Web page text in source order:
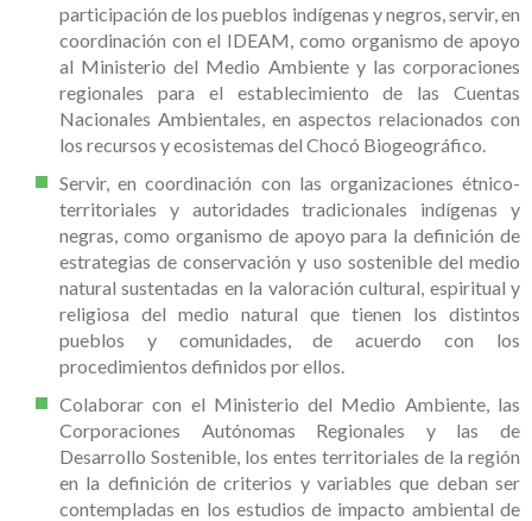
participación de los pueblos indígenas y negros, servir, en
coordinación con el IDEAM, como organismo de apoyo
al Ministerio del Medio Ambiente y las corporaciones
regionales para el establecimiento de las Cuentas
Nacionales Ambientales, en aspectos relacionados con
los recursos y ecosistemas del Chocó Biogeográfico.
Servir, en coordinación con las organizaciones étnico-
territoriales y autoridades tradicionales indígenas y
negras, como organismo de apoyo para la definición de
estrategias de conservación y uso sostenible del medio
natural sustentadas en la valoración cultural, espiritual y
religiosa del medio natural que tienen los distintos
pueblos y comunidades, de acuerdo con los
procedimientos definidos por ellos.
Colaborar con el Ministerio del Medio Ambiente, las
Corporaciones Autónomas Regionales y las de
Desarrollo Sostenible, los entes territoriales de la región
en la definición de criterios y variables que deban ser
contempladas en los estudios de impacto ambiental de